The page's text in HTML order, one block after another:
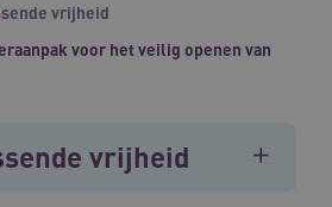
vrijheid
voor het veilig openen van
vrijheid